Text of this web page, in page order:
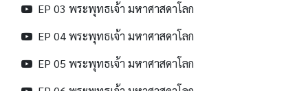
EP 03 พระพุทธเจ้า มหาศาสดาโลก
EP 04 พระพุทธเจ้า มหาศาสดาโลก
EP 05 พระพุทธเจ้า มหาศาสดาโลก